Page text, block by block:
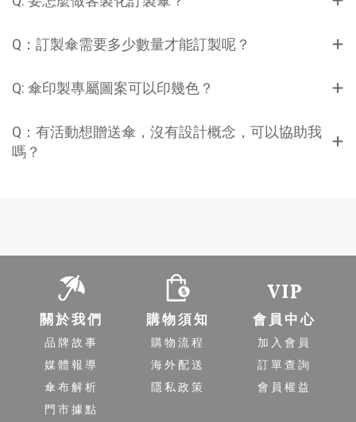
同時其結構也相對更為堅固。 5.開合機制與手柄設計雨傘的開合機
合： 結構簡單，故障率低，耐用性高。但使用時需要雙手操作。 自
質好的自動開傘機制也能提供良好的耐用度。 材質： 常見材質包括
膠和 EVA 泡棉提供更好的握感和防滑性；木質手柄則能提升雨傘的
質感和檔次。 人體工學： 良好的手柄設計應符合人體工學，握感舒
密牢固，各部件之間無鬆動或異響。開合順暢，無卡頓。 塗層均勻
性： 撥水塗層和抗 UV 塗層應均勻塗佈，無漏塗或厚薄不均的現
象，以確保功能性。 7. 品質檢測流程 材料檢測： 對進廠的傘布、傘
骨、手柄等原材料進行檢測，確保符合標準。 生產過程檢測： 在生
產的各個環節進行抽樣檢測，及時發現並修正問題。 成品檢測： 對
最終成品進行全面檢測 撥水性測試： 模擬下雨環境，檢測傘布的撥
水效果。 抗 UV 測試： 透過專業儀器檢測傘布的紫外線阻隔率。 抗
Q：訂製傘需要多少數量才能訂製呢？
Q: 傘印製專屬圖案可以印幾色？
Q：有活動想贈送傘，沒有設計概念，可以協助我
嗎？
關於我們
品牌故事
媒體報導
傘布解析
門市據點
購物須知
購物流程
海外配送
隱私政策
會員中心
加入會員
訂單查詢
會員權益